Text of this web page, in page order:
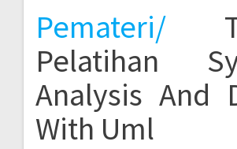
Pemateri/
Pelatihan
Analysis And
With Uml